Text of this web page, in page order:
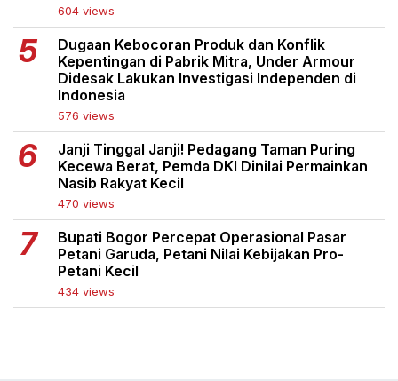
604 views
Dugaan Kebocoran Produk dan Konflik
Kepentingan di Pabrik Mitra, Under Armour
Didesak Lakukan Investigasi Independen di
Indonesia
576 views
Janji Tinggal Janji! Pedagang Taman Puring
Kecewa Berat, Pemda DKI Dinilai Permainkan
Nasib Rakyat Kecil
470 views
Bupati Bogor Percepat Operasional Pasar
Petani Garuda, Petani Nilai Kebijakan Pro-
Petani Kecil
434 views